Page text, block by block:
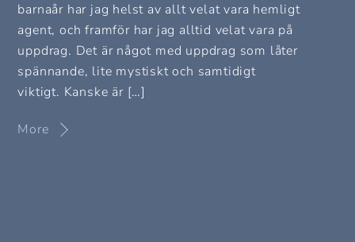
barnaår har jag helst av allt velat vara hemligt
agent, och framför har jag alltid velat vara på
uppdrag. Det är något med uppdrag som låter
spännande, lite mystiskt och samtidigt
viktigt. Kanske är […]
More